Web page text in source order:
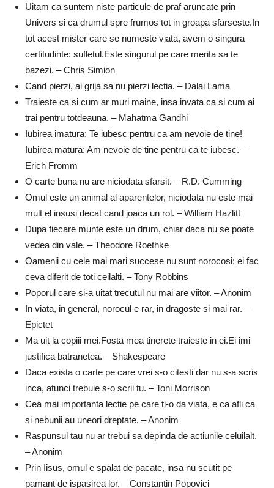
Uitam ca suntem niste particule de praf aruncate prin
Univers si ca drumul spre frumos tot in groapa sfarseste.In
tot acest mister care se numeste viata, avem o singura
certitudinte: sufletul.Este singurul pe care merita sa te
bazezi. – Chris Simion
Cand pierzi, ai grija sa nu pierzi lectia. – Dalai Lama
Traieste ca si cum ar muri maine, insa invata ca si cum ai
trai pentru totdeauna. – Mahatma Gandhi
Iubirea imatura: Te iubesc pentru ca am nevoie de tine!
Iubirea matura: Am nevoie de tine pentru ca te iubesc. –
Erich Fromm
O carte buna nu are niciodata sfarsit. – R.D. Cumming
Omul este un animal al aparentelor, niciodata nu este mai
mult el insusi decat cand joaca un rol. – William Hazlitt
Dupa fiecare munte este un drum, chiar daca nu se poate
vedea din vale. – Theodore Roethke
Oamenii cu cele mai mari succese nu sunt norocosi; ei fac
ceva diferit de toti ceilalti. – Tony Robbins
Poporul care si-a uitat trecutul nu mai are viitor. – Anonim
In viata, in general, norocul e rar, in dragoste si mai rar. –
Epictet
Ma uit la copiii mei.Fosta mea tinerete traieste in ei.Ei imi
justifica batranetea. – Shakespeare
Daca exista o carte pe care vrei s-o citesti dar nu s-a scris
inca, atunci trebuie s-o scrii tu. – Toni Morrison
Cea mai importanta lectie pe care ti-o da viata, e ca afli ca
si nebunii au uneori dreptate. – Anonim
Raspunsul tau nu ar trebui sa depinda de actiunile celuilalt.
– Anonim
Prin Iisus, omul e spalat de pacate, insa nu scutit pe
pamant de ispasirea lor. – Constantin Popovici